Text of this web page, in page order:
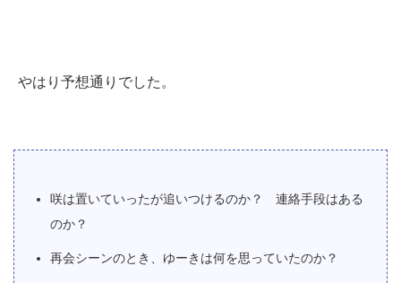
やはり予想通りでした。
咲は置いていったが追いつけるのか？ 連絡手段はある
のか？
再会シーンのとき、ゆーきは何を思っていたのか？